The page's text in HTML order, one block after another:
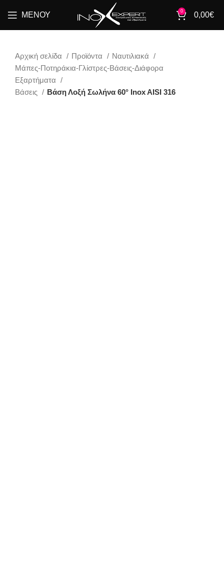
ΜΕΝΟΎ 0 0,00€
Αρχική σελίδα Προϊόντα
Ναυτιλιακά
Μάπες-Ποτηράκια-Γλίστρες-Βάσεις-Διάφορα
Εξαρτήματα
Βάσεις
Βάση Λοξή Σωλήνα 60° Inox AISI 316